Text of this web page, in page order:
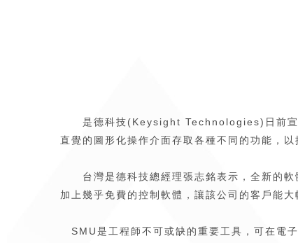
是德科技(Keysight Technologies)日前宣布
直覺的圖形化操作介面存取各種不同的功能，
台灣是德科技總經理張志銘表示，全新的軟
加上幾乎免費的控制軟體，讓該公司的客戶能大
SMU是工程師不可或缺的重要工具，可在電